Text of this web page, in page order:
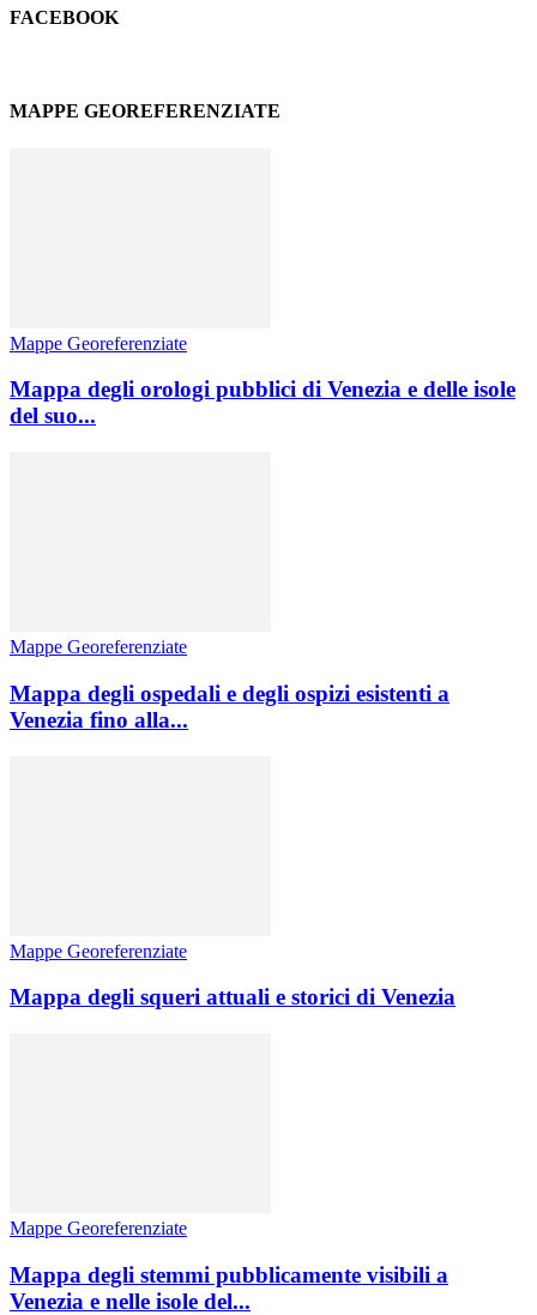
FACEBOOK
MAPPE GEOREFERENZIATE
Mappe Georeferenziate
Mappa degli orologi pubblici di Venezia e delle isole
del suo...
Mappe Georeferenziate
Mappa degli ospedali e degli ospizi esistenti a
Venezia fino alla...
Mappe Georeferenziate
Mappa degli squeri attuali e storici di Venezia
Mappe Georeferenziate
Mappa degli stemmi pubblicamente visibili a
Venezia e nelle isole del...